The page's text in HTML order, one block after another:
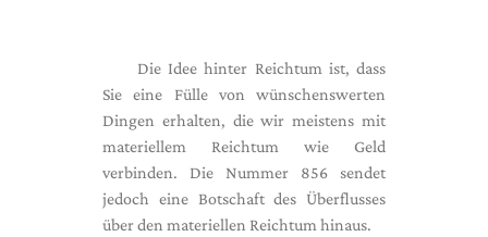
Die Idee hinter Reichtum ist, dass
Sie eine Fülle von wünschenswerten
Dingen erhalten, die wir meistens mit
materiellem Reichtum wie Geld
verbinden. Die Nummer 856 sendet
jedoch eine Botschaft des Überflusses
über den materiellen Reichtum hinaus.